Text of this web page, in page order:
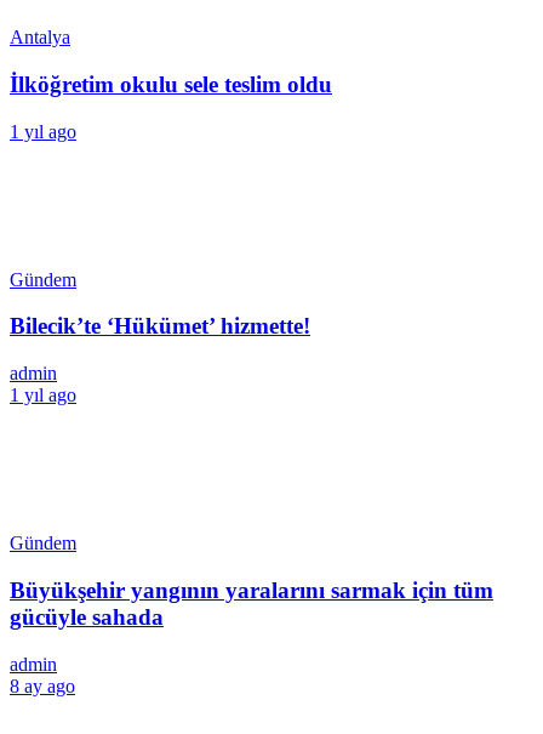
Antalya
İlköğretim okulu sele teslim oldu
1 yıl ago
Gündem
Bilecik’te ‘Hükümet’ hizmette!
admin
1 yıl ago
Gündem
Büyükşehir yangının yaralarını sarmak için tüm
gücüyle sahada
admin
8 ay ago